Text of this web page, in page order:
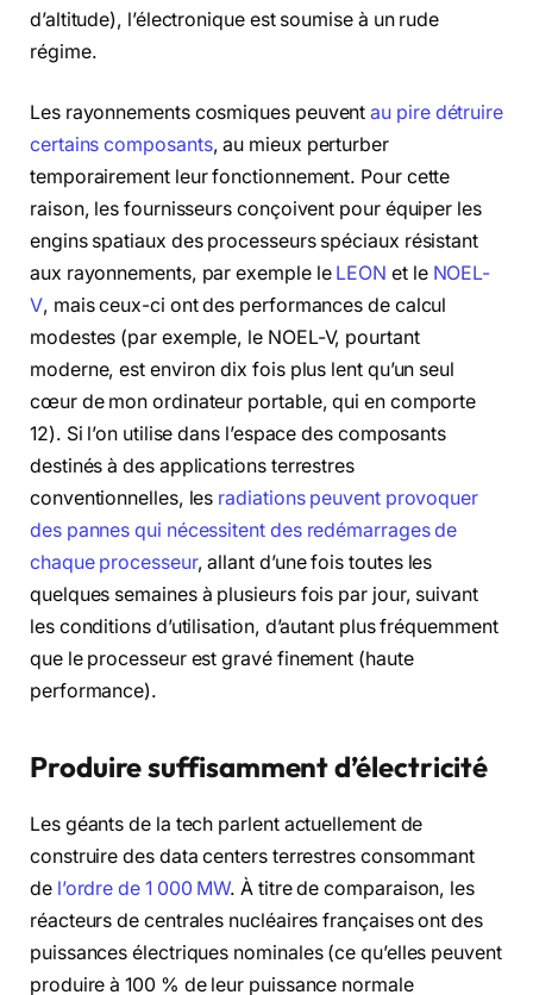
d’altitude), l’électronique est soumise à un rude
régime.
Les rayonnements cosmiques peuventau pire détruire
certains composants, au mieux perturber
temporairement leur fonctionnement. Pour cette
raison, les fournisseurs conçoivent pour équiper les
engins spatiaux des processeurs spéciaux résistant
aux rayonnements, par exemple le LEON et le NOEL-
V, mais ceux-ci ont des performances de calcul
modestes (par exemple, le NOEL-V, pourtant
moderne, est environ dix fois plus lent qu’un seul
cœur de mon ordinateur portable, qui en comporte
12). Si l’on utilise dans l’espace des composants
destinés à des applications terrestres
conventionnelles, les radiations peuvent provoquer
des pannes qui nécessitent des redémarrages de
chaque processeur, allant d’une fois toutes les
quelques semaines à plusieurs fois par jour, suivant
les conditions d’utilisation, d’autant plus fréquemment
que le processeur est gravé finement (haute
performance).
Produire suffisamment d’électricité
Les géants de la tech parlent actuellement de
construire des data centers terrestres consommant
de l’ordre de 1 000 MW. À titre de comparaison, les
réacteurs de centrales nucléaires françaises ont des
puissances électriques nominales (ce qu’elles peuvent
produire à 100 % de leur puissance normale